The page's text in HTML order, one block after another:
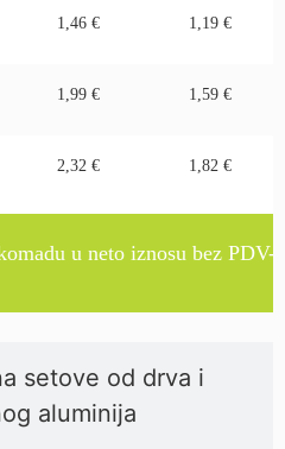
setove od drva i
aluminija
1,46 € 1,19 €
1,99 € 1,59 €
2,32 € 1,82 €
u neto iznosu bez PDV-